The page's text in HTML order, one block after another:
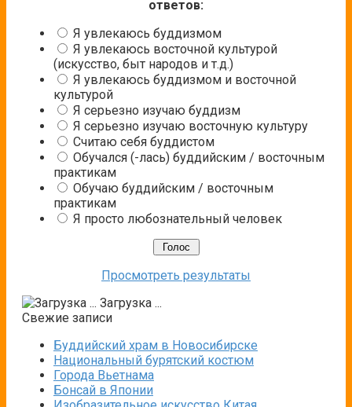
ответов:
Я увлекаюсь буддизмом
Я увлекаюсь восточной культурой
(искусство, быт народов и т.д.)
Я увлекаюсь буддизмом и восточной
культурой
Я серьезно изучаю буддизм
Я серьезно изучаю восточную культуру
Считаю себя буддистом
Обучался (-лась) буддийским / восточным
практикам
Обучаю буддийским / восточным
практикам
Я просто любознательный человек
Просмотреть результаты
Загрузка ...
Свежие записи
Буддийский храм в Новосибирске
Национальный бурятский костюм
Города Вьетнама
Бонсай в Японии